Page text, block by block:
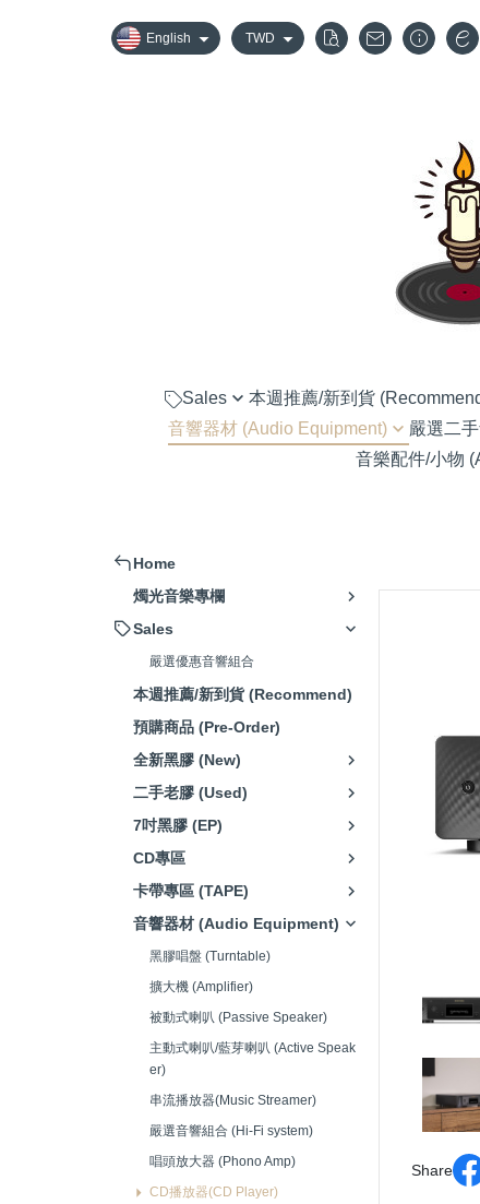
English TWD
Sales
嚴選優惠音響組合
本週推薦/新到貨
音響器材 (Audio Equipment)
主動式喇叭/藍芽喇叭 (Active
嚴選音響組合 (Hi-Fi system)
唱頭放大器 (Phono Amp)
CD播放器(CD Player)
耳機 (Headphone)
發燒線材 (High-Fidelity Cable)
電源處理器/插座(Power Supply)
清潔/調整工具(Adjustment
Tools)
腳架/墊材 (Speaker Stand/Pad)
Connectors)
嚴選二
音樂配件/小物
Home
燭光音樂專欄
Sales
嚴選優惠音響組合
本週推薦/新到貨 (Recommend)
預購商品 (Pre-Order)
全新黑膠 (New)
二手老膠 (Used)
7吋黑膠 (EP)
CD專區
卡帶專區 (TAPE)
音響器材 (Audio Equipment)
黑膠唱盤 (Turntable)
擴大機 (Amplifier)
被動式喇叭 (Passive Speaker)
主動式喇叭/藍芽喇叭 (Active Speak
er)
串流播放器(Music Streamer)
嚴選音響組合 (Hi-Fi system)
唱頭放大器 (Phono Amp)
CD播放器(CD Player)
Share